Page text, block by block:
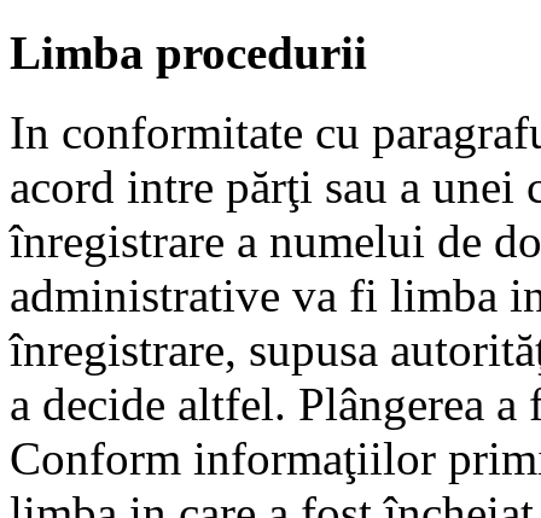
Limba procedurii
In conformitate cu
acord intre părţi sau a unei
înregistrare a numelui de
administrative va fi limba
înregistrare, supusa
a decide altfel. Plângerea
Conform informaţiilor